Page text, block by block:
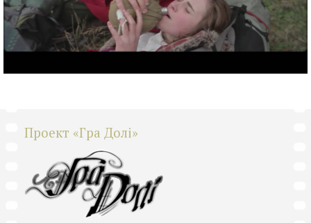
Проект «Гра Долі»